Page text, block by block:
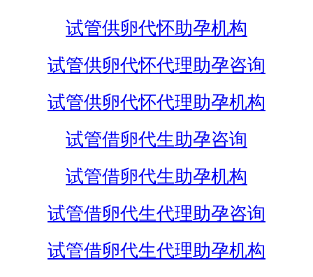
试管供卵代怀助孕机构
试管供卵代怀代理助孕咨询
试管供卵代怀代理助孕机构
试管借卵代生助孕咨询
试管借卵代生助孕机构
试管借卵代生代理助孕咨询
试管借卵代生代理助孕机构